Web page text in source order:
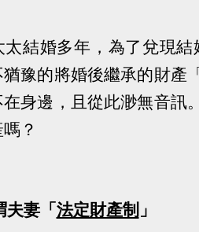
太結婚多年，為了兌現結
豫的將婚後繼承的財產
身邊，且從此渺無音訊
？
夫妻「 法定財產制 」